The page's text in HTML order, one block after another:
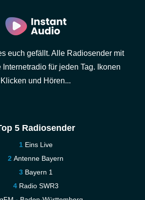
euch gefällt. Alle Radiosender mit
Internetradio für jeden Tag. Ikonen
Klicken und Hören...
5 Radiosender
Eins Live
Antenne Bayern
Bayern 1
Radio SWR3